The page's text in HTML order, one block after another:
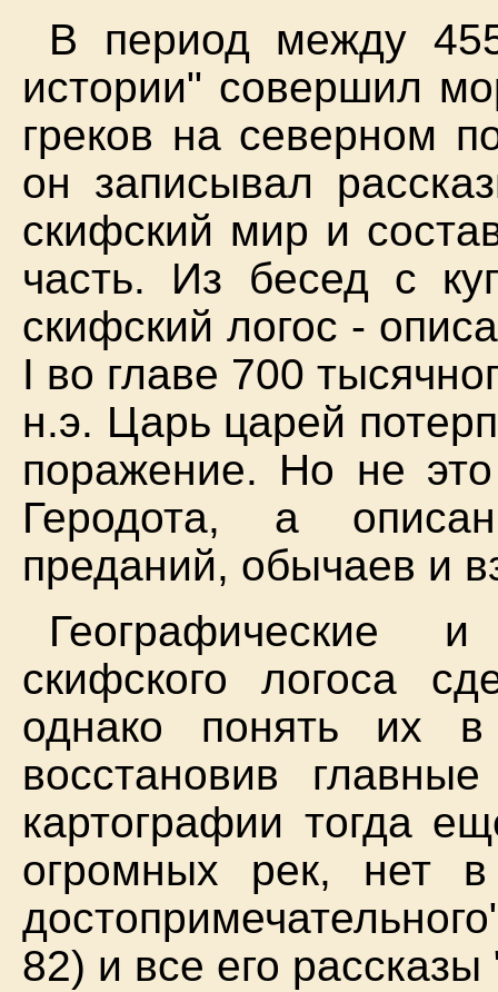
В период между
истории" совершил
греков на северном
он записывал
скифский мир и
часть. Из бесед с
скифский логос -
I во главе 700
н.э. Царь царей
поражение. Но не
Геродота, а
преданий, обычаев и
Географические и
скифского логоса
однако понять их
восстановив
картографии тогда
огромных рек, нет
82) и все его